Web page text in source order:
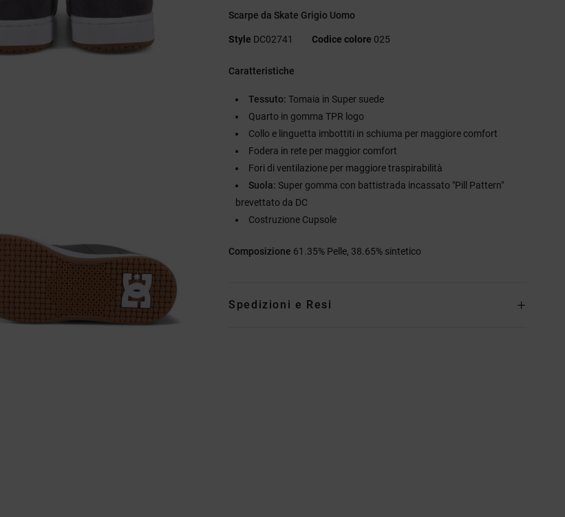
Scarpe da Skate Grigio Uomo
Style DC02741 Codice colore 025
Caratteristiche
Tessuto: Tomaia in Super suede
Quarto in gomma TPR logo
Collo e linguetta imbottiti in schiuma per maggiore comfort
Fodera in rete per maggior comfort
Fori di ventilazione per maggiore traspirabilità
Suola: Super gomma con battistrada incassato "Pill Pattern"
brevettato da DC
Costruzione Cupsole
Composizione 61.35% Pelle, 38.65% sintetico
Spedizioni e Resi